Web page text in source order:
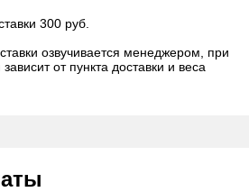
300 руб.
озвучивается менеджером, при
от пункта доставки и веса